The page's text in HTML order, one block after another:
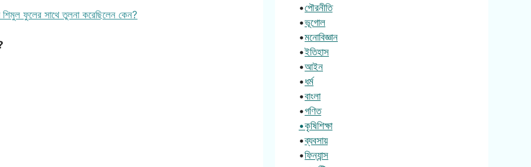
শিমুল ফুলের সাথে তুলনা করেছিলেন কেন?
•পৌরনীতি
•ভূগোল
•মনোবিজ্ঞান
•ইতিহাস
•আইন
•ধর্ম
•বাংলা
•গণিত
•কৃষিশিক্ষা
•ব্যবসায়
•ফিন্যান্স